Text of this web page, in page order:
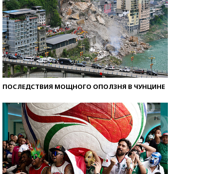
ПОСЛЕДСТВИЯ МОЩНОГО ОПОЛЗНЯ В ЧУНЦИНЕ